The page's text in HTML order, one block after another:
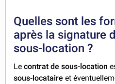
Quelles sont les
après la signature
sous-location ?
Lecontrat de sous-location
sous-locataire et